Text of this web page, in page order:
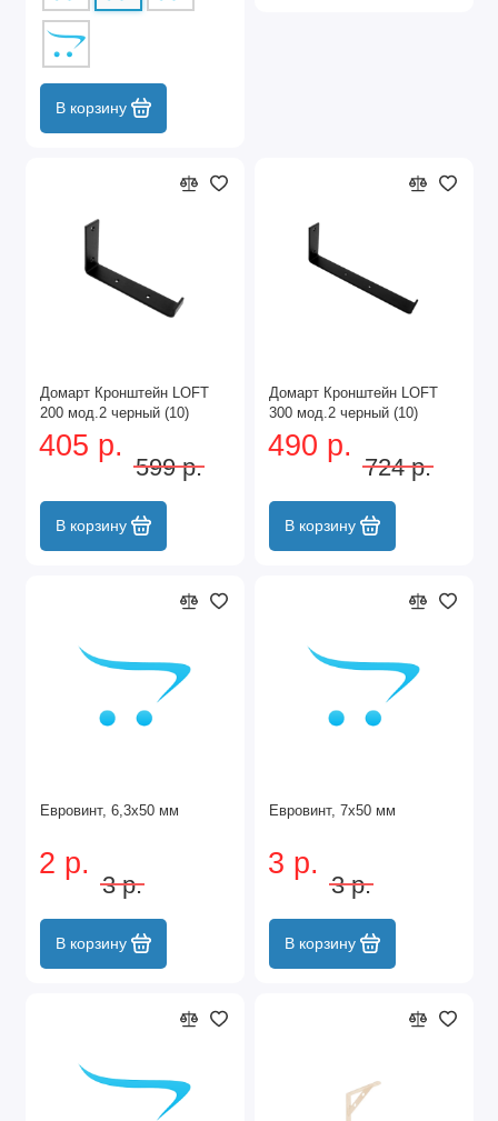
В корзину
Домарт Кронштейн LOFT
200 мод.2 черный (10)
405 р.
599 р.
В корзину
Домарт Кронштейн LOFT
300 мод.2 черный (10)
490 р.
724 р.
В корзину
Евровинт, 6,3х50 мм
2 р.
3 р.
В корзину
Евровинт, 7х50 мм
3 р.
3 р.
В корзину